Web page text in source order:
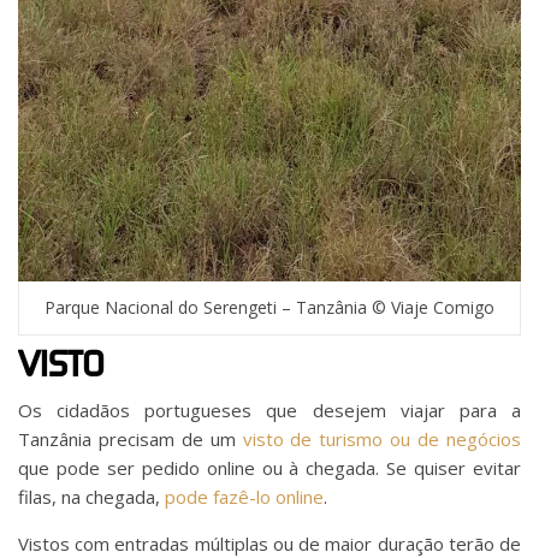
Parque Nacional do Serengeti – Tanzânia © Viaje Comigo
VISTO
Os cidadãos portugueses que desejem viajar para a
Tanzânia precisam de um visto de turismo ou de negócios
que pode ser pedido online ou à chegada. Se quiser evitar
filas, na chegada, pode fazê-lo online.
Vistos com entradas múltiplas ou de maior duração terão de